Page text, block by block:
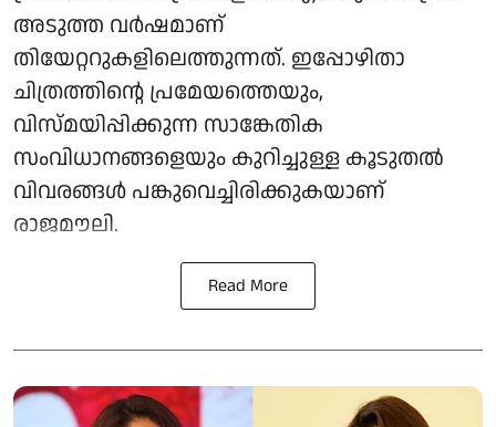
അടുത്ത വർഷമാണ്
തിയേറ്ററുകളിലെത്തുന്നത്. ഇപ്പോഴിതാ
ചിത്രത്തിന്റെ പ്രമേയത്തെയും,
വിസ്മയിപ്പിക്കുന്ന സാങ്കേതിക
സംവിധാനങ്ങളെയും കുറിച്ചുള്ള കൂടുതൽ
വിവരങ്ങൾ പങ്കുവെച്ചിരിക്കുകയാണ്
രാജമൗലി.
Read More